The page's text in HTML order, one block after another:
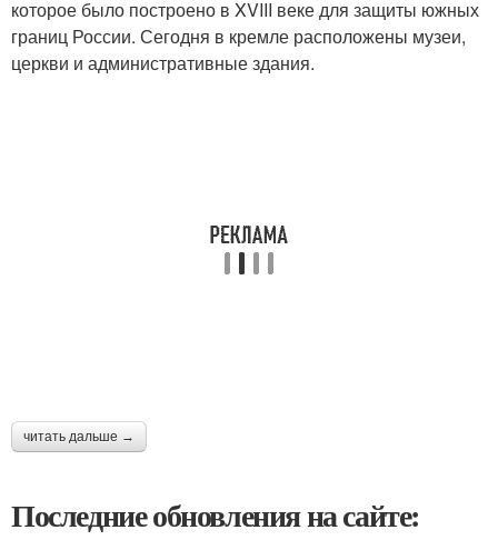
которое было построено в XVIII веке для защиты южных
границ России. Сегодня в кремле расположены музеи,
церкви и административные здания.
читать дальше →
Последние обновления на сайте: